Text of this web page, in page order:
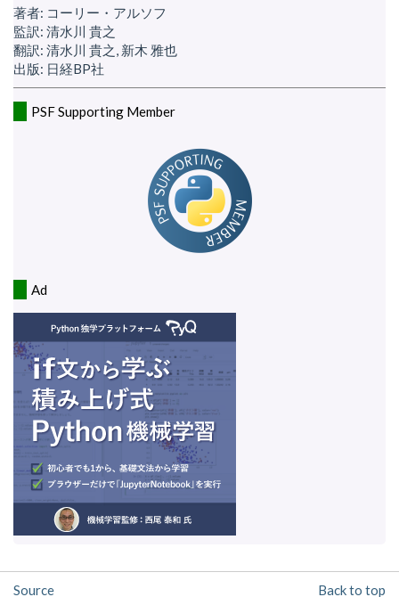
著者: コーリー・アルソフ
監訳: 清水川 貴之
翻訳: 清水川 貴之, 新木 雅也
出版: 日経BP社
PSF Supporting Member
Ad
Back to top
Source